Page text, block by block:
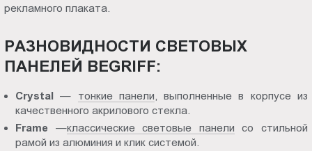
рекламного плаката.
РАЗНОВИДНОСТИ СВЕТОВЫХ
ПАНЕЛЕЙ BEGRIFF:
Crystal — тонкие панели , выполненные в корпусе из
качественного акрилового стекла.
Frame —классические световые панели со стильной
рамой из алюминия и клик системой.